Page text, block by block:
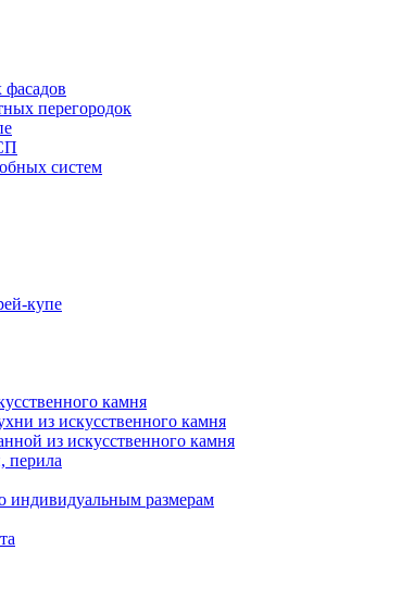
перегородок
систем
купе
камня
из искусственного камня
из искусственного камня
перила
индивидуальным размерам